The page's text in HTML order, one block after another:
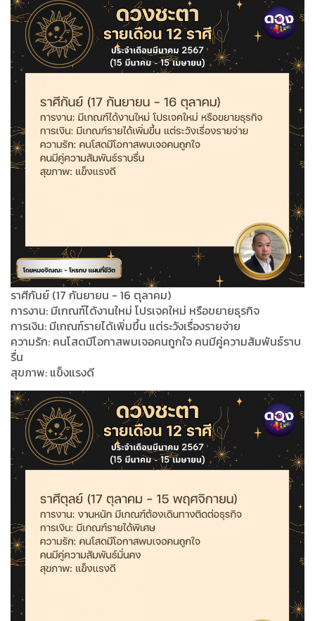
ราศีกันย์ (17 กันยายน - 16 ตุลาคม)
การงาน: มีเกณฑ์ได้งานใหม่ โปรเจคใหม่ หรือขยายธุรกิจ
การเงิน: มีเกณฑ์รายได้เพิ่มขึ้น แต่ระวังเรื่องรายจ่าย
ความรัก: คนโสดมีโอกาสพบเจอคนถูกใจ คนมีคู่ความสัมพันธ์ราบ
รื่น
สุขภาพ: แข็งแรงดี